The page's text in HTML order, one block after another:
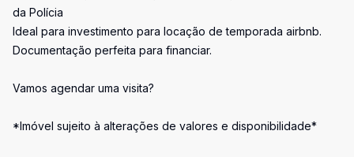
da Polícia
Ideal para investimento para locação de temporada airbnb.
Documentação perfeita para financiar.
Vamos agendar uma visita?
*Imóvel sujeito à alterações de valores e disponibilidade*